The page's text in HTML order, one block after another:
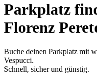
Parkplatz
Florenz
Buche deinen Parkplatz mit
Vespucci.
Schnell, sicher und günstig.